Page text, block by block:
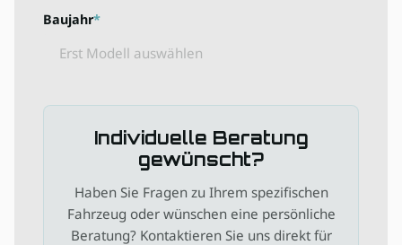
Baujahr
Geben Sie das Baujahr Ihres Fahrzeugs ein (1950-
Individuelle Beratung
gewünscht?
Haben Sie Fragen zu Ihrem spezifischen
Fahrzeug oder wünschen eine persönliche
Beratung? Kontaktieren Sie uns direkt für